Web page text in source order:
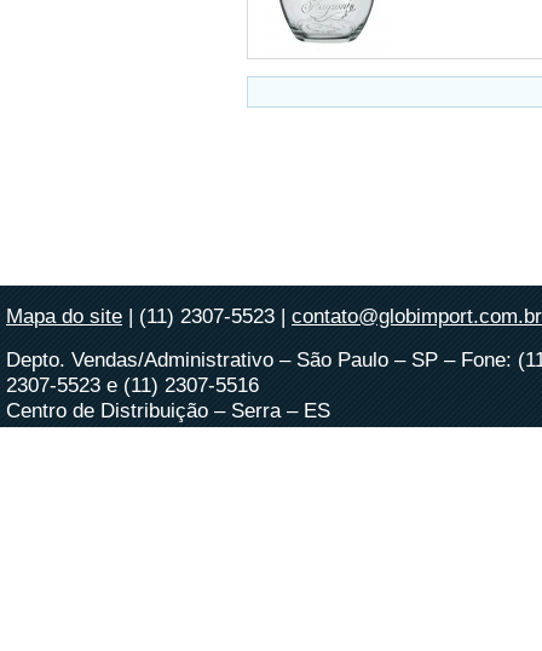
Mapa do site | (11) 2307-5523 | contato@globimport.com.br
Depto. Vendas/Administrativo – São Paulo – SP – Fone:
2307-5523 e (11) 2307-5516
Centro de Distribuição – Serra – ES